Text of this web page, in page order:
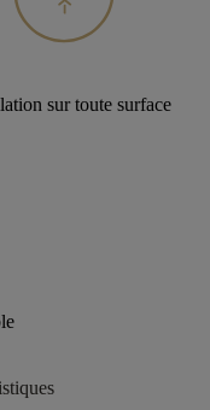
sur toute surface